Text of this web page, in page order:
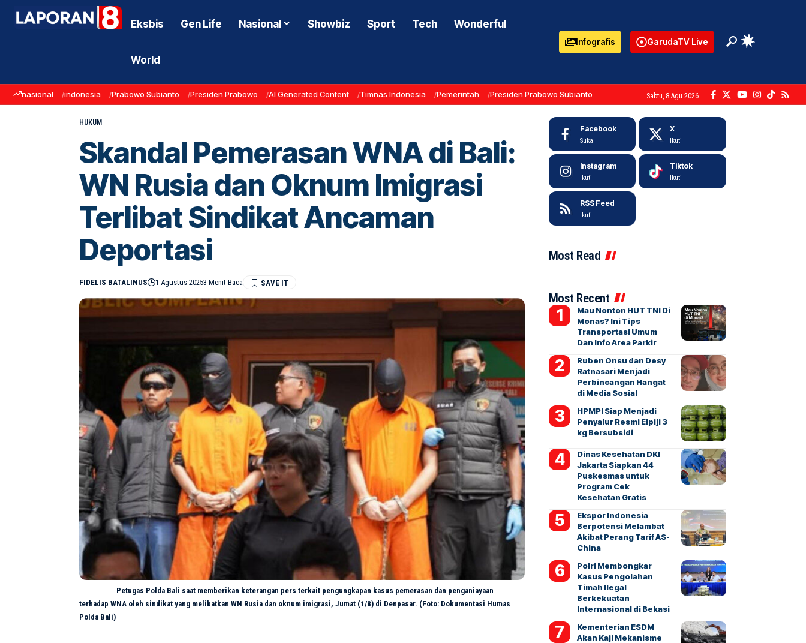
Eksbis Gen Life Nasional Showbiz Sport Tech Wonderful
World
Infografis GarudaTV Live
nasional indonesia Prabowo Subianto Presiden Prabowo AI Generated Content Timnas Indonesia Pemerintah Presiden Prabowo Subianto Sabtu, 8 Agu 2026
HUKUM
Skandal Pemerasan WNA di Bali:
WN Rusia dan Oknum Imigrasi
Terlibat Sindikat Ancaman
Deportasi
FIDELIS BATALINUS 1 Agustus 20253 Menit Baca
Petugas Polda Bali saat memberikan keterangan pers terkait pengungkapan kasus pemerasan dan penganiayaan
terhadap WNA oleh sindikat yang melibatkan WN Rusia dan oknum imigrasi, Jumat (1/8) di Denpasar. (Foto: Dokumentasi Humas
Polda Bali)
Facebook
Suka
X
Ikuti
Instagram
Ikuti
Tiktok
Ikuti
RSS Feed
Ikuti
Most Read
Most Recent
Mau Nonton HUT TNI Di
Monas? Ini Tips
Transportasi Umum
Dan Info Area Parkir
Ruben Onsu dan Desy
Ratnasari Menjadi
Perbincangan Hangat
di Media Sosial
HPMPI Siap Menjadi
Penyalur Resmi Elpiji 3
kg Bersubsidi
Dinas Kesehatan DKI
Jakarta Siapkan 44
Puskesmas untuk
Program Cek
Kesehatan Gratis
Ekspor Indonesia
Berpotensi Melambat
Akibat Perang Tarif AS-
China
Polri Membongkar
Kasus Pengolahan
Timah Ilegal
Berkekuatan
Internasional di Bekasi
Kementerian ESDM
Akan Kaji Mekanisme